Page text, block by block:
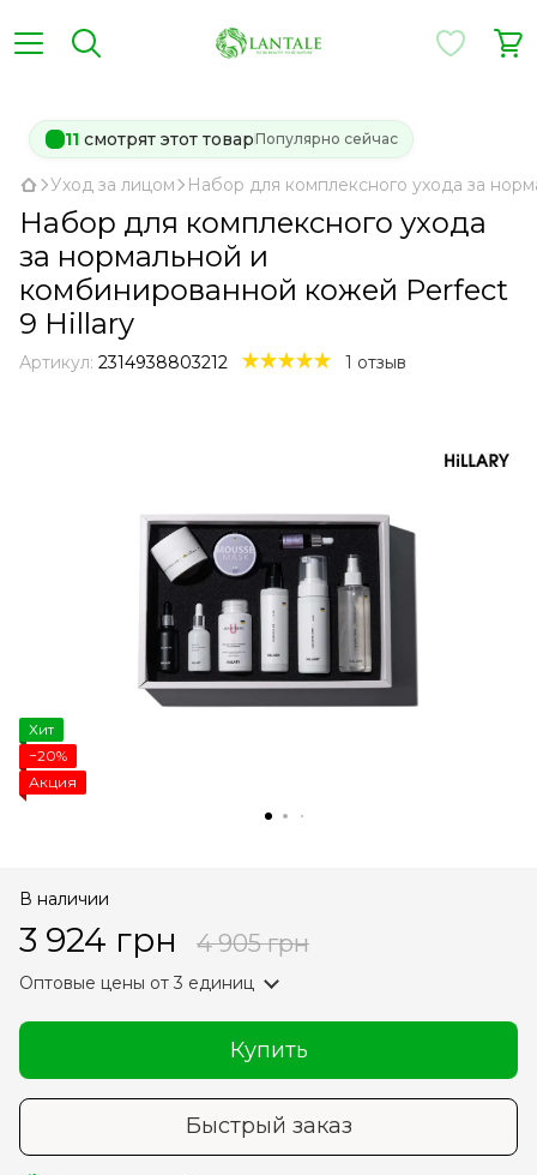
11 смотрят этот товарПопулярно сейчас
Уход за лицом Набор для комплексного ухода за
Набор для комплексного ухода
за нормальной и
комбинированной кожей Perfect
9 Hillary
Артикул: 2314938803212 1 отзыв
Хит
−20%
Акция
В наличии
3 924 грн 4 905 грн
Оптовые цены от 3 единиц
Купить
Быстрый заказ